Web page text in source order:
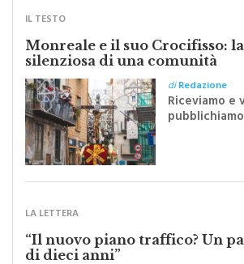
IL TESTO
Monreale e il suo Crocifisso:
silenziosa di una comunità
diRedazione
Riceviamo
Festa del
LA LETTERA
“Il nuovo piano traffico? Un
di dieci anni”